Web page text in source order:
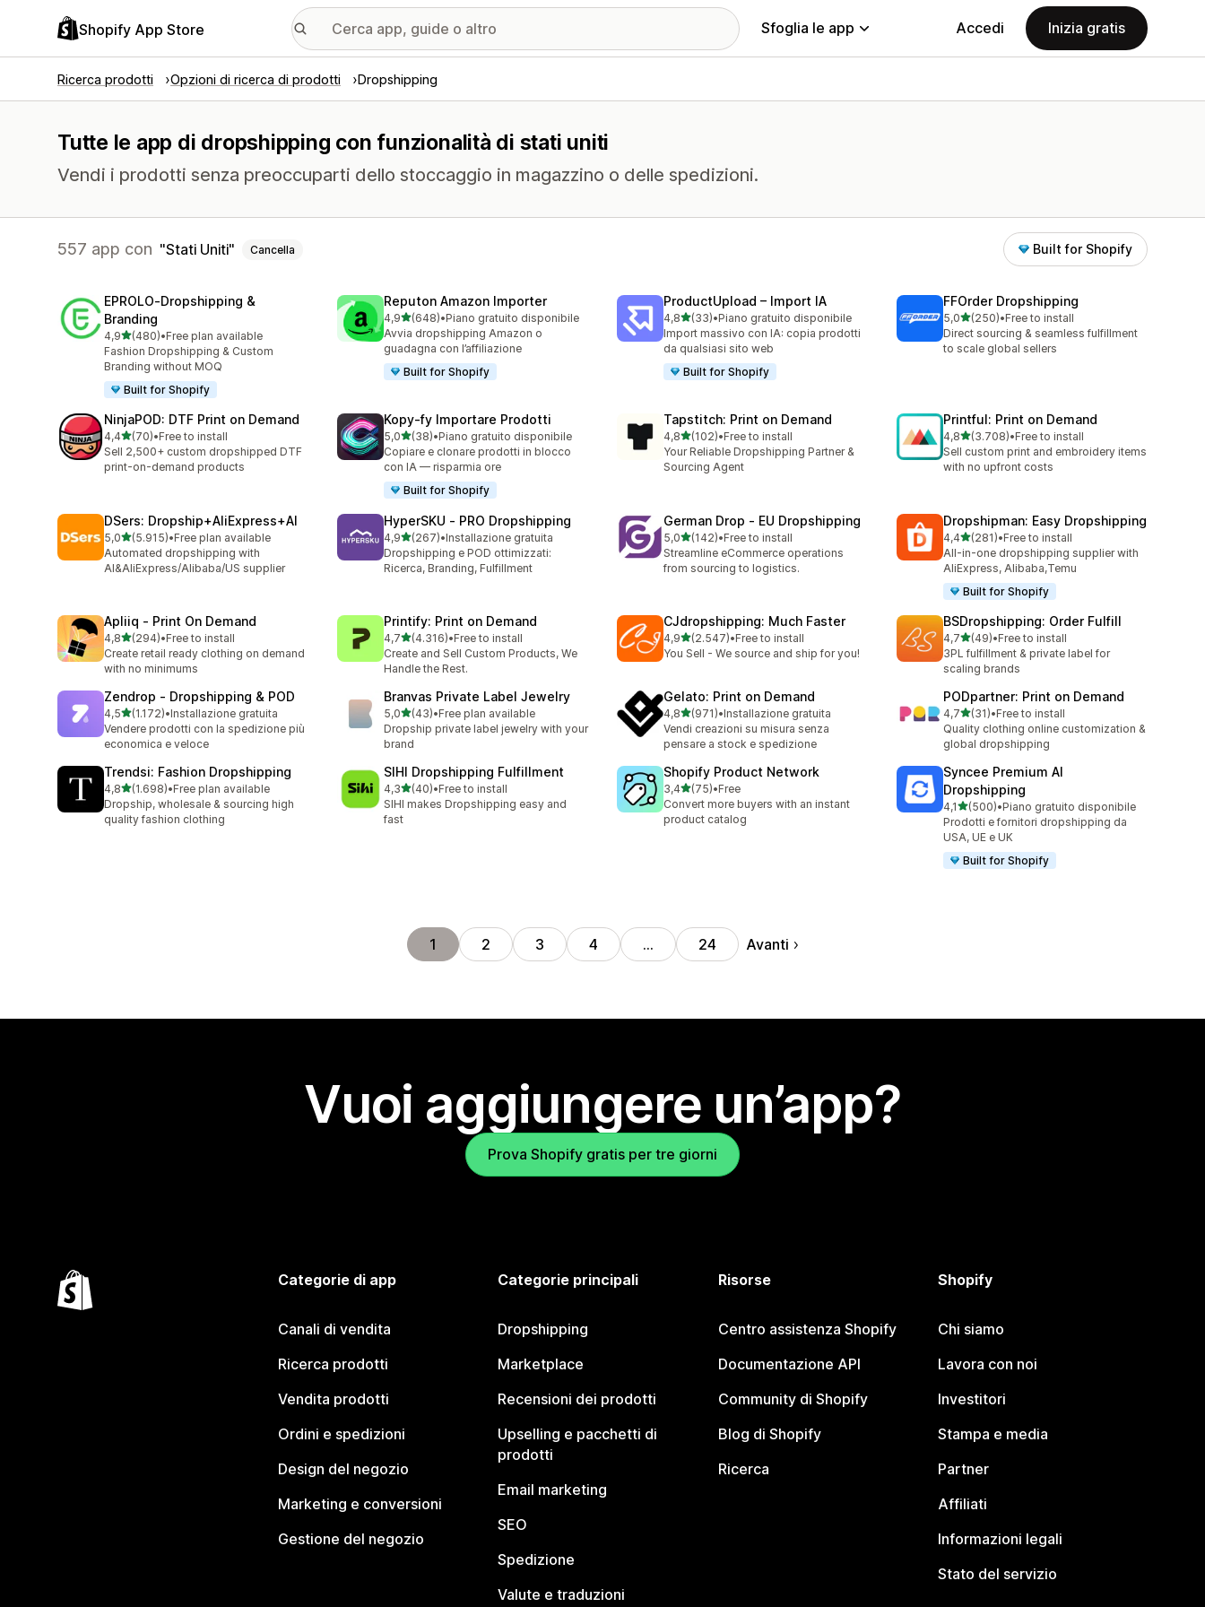
Shopify App Store Sfoglia le app Accedi Inizia gratis
Ricerca prodotti Opzioni di ricerca di prodotti Dropshipping
Tutte le app di dropshipping con funzionalità di stati uniti
Vendi i prodotti senza preoccuparti dello stoccaggio in magazzino o delle spedizioni.
557 app con Stati Uniti Cancella Built for Shopify
EPROLO‑Dropshipping &
Branding
4,9stelle su 5
(480)
480 recensioni totali
•Free plan available
Fashion Dropshipping & Custom
Branding without MOQ
Built for Shopify
Reputon Amazon Importer
4,9stelle su 5
(648)
648 recensioni totali
•Piano gratuito disponibile
Avvia dropshipping Amazon o
guadagna con l’affiliazione
Built for Shopify
ProductUpload – Import IA
4,8stelle su 5
(33)
33 recensioni totali
•Piano gratuito disponibile
Import massivo con IA: copia prodotti
da qualsiasi sito web
Built for Shopify
FFOrder Dropshipping
5,0stelle su 5
(250)
250 recensioni totali
•Free to install
Direct sourcing & seamless fulfillment
to scale global sellers
NinjaPOD: DTF Print on Demand
4,4stelle su 5
(70)
70 recensioni totali
•Free to install
Sell 2,500+ custom dropshipped DTF
print-on-demand products
Kopy‑fy Importare Prodotti
5,0stelle su 5
(38)
38 recensioni totali
•Piano gratuito disponibile
Copiare e clonare prodotti in blocco
con IA — risparmia ore
Built for Shopify
Tapstitch: Print on Demand
4,8stelle su 5
(102)
102 recensioni totali
•Free to install
Your Reliable Dropshipping Partner &
Sourcing Agent
Printful: Print on Demand
4,8stelle su 5
(3.708)
3708 recensioni totali
•Free to install
Sell custom print and embroidery items
with no upfront costs
DSers: Dropship+AliExpress+AI
5,0stelle su 5
(5.915)
5915 recensioni totali
•Free plan available
Automated dropshipping with
AI&AliExpress/Alibaba/US supplier
HyperSKU ‑ PRO Dropshipping
4,9stelle su 5
(267)
267 recensioni totali
•Installazione gratuita
Dropshipping e POD ottimizzati:
Ricerca, Branding, Fulfillment
German Drop ‑ EU Dropshipping
5,0stelle su 5
(142)
142 recensioni totali
•Free to install
Streamline eCommerce operations
from sourcing to logistics.
Dropshipman: Easy Dropshipping
4,4stelle su 5
(281)
281 recensioni totali
•Free to install
All-in-one dropshipping supplier with
AliExpress, Alibaba,Temu
Built for Shopify
Apliiq ‑ Print On Demand
4,8stelle su 5
(294)
294 recensioni totali
•Free to install
Create retail ready clothing on demand
with no minimums
Printify: Print on Demand
4,7stelle su 5
(4.316)
4316 recensioni totali
•Free to install
Create and Sell Custom Products, We
Handle the Rest.
CJdropshipping: Much Faster
4,9stelle su 5
(2.547)
2547 recensioni totali
•Free to install
You Sell - We source and ship for you!
BSDropshipping: Order Fulfill
4,7stelle su 5
(49)
49 recensioni totali
•Free to install
3PL fulfillment & private label for
scaling brands
Zendrop ‑ Dropshipping & POD
4,5stelle su 5
(1.172)
1172 recensioni totali
•Installazione gratuita
Vendere prodotti con la spedizione più
economica e veloce
Branvas Private Label Jewelry
5,0stelle su 5
(43)
43 recensioni totali
•Free plan available
Dropship private label jewelry with your
brand
Gelato: Print on Demand
4,8stelle su 5
(971)
971 recensioni totali
•Installazione gratuita
Vendi creazioni su misura senza
pensare a stock e spedizione
PODpartner: Print on Demand
4,7stelle su 5
(31)
31 recensioni totali
•Free to install
Quality clothing online customization &
global dropshipping
Trendsi: Fashion Dropshipping
4,8stelle su 5
(1.698)
1698 recensioni totali
•Free plan available
Dropship, wholesale & sourcing high
quality fashion clothing
SIHI Dropshipping Fulfillment
4,3stelle su 5
(40)
40 recensioni totali
•Free to install
SIHI makes Dropshipping easy and
fast
Shopify Product Network
3,4stelle su 5
(75)
75 recensioni totali
•Free
Convert more buyers with an instant
product catalog
Syncee Premium AI
Dropshipping
4,1stelle su 5
(500)
500 recensioni totali
•Piano gratuito disponibile
Prodotti e fornitori dropshipping da
USA, UE e UK
Built for Shopify
1 2 3 4 … 24 Avanti
Vuoi aggiungere un’app?
Prova Shopify gratis per tre giorni
Categorie di app
Canali di vendita
Ricerca prodotti
Vendita prodotti
Ordini e spedizioni
Design del negozio
Marketing e conversioni
Gestione del negozio
Categorie principali
Dropshipping
Marketplace
Recensioni dei prodotti
Upselling e pacchetti di
prodotti
Email marketing
SEO
Spedizione
Valute e traduzioni
Risorse
Centro assistenza Shopify
Documentazione API
Community di Shopify
Blog di Shopify
Ricerca
Shopify
Chi siamo
Lavora con noi
Investitori
Stampa e media
Partner
Affiliati
Informazioni legali
Stato del servizio